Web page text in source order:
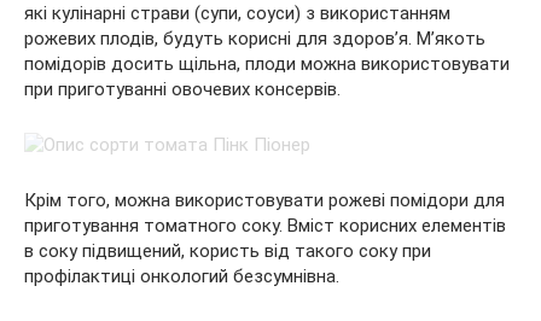
які кулінарні страви (супи, соуси) з використанням
рожевих плодів, будуть корисні для здоров’я. М’якоть
помідорів досить щільна, плоди можна використовувати
при приготуванні овочевих консервів.
Крім того, можна використовувати рожеві помідори для
приготування томатного соку. Вміст корисних елементів
в соку підвищений, користь від такого соку при
профілактиці онкологий безсумнівна.